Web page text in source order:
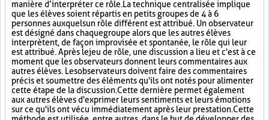
manière d’interpréter ce rôle. La technique centralisée implique
que les élèves soient répartis en petits groupes de 4 à 6
personnes auxquels un rôle différent est attribué. Un observateur
est désigné dans chaque groupe alors que les autres élèves
interprètent, de façon improvisée et spontanée, le rôle qui leur
est attribué. Après le jeu de rôle, une discussion a lieu et c'est à ce
moment que les observateurs donnent leurs commentaires aux
autres élèves. Les observateurs doivent faire des commentaires
précis et soumettre des éléments qu'ils ont notés pour alimenter
cette étape de la discussion. Cette dernière permet également
aux autres élèves d'exprimer leurs sentiments et leurs émotions
sur ce qu'ils ont vécu immédiatement après leur prestation. Cette